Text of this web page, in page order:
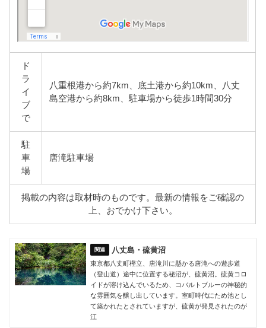
ド
ラ
イ
ブ
で
八重根港から約7km、底土港から約10km、八丈
島空港から約8km、駐車場から徒歩1時間30分
駐
車
場
唐滝駐車場
掲載の内容は取材時のものです。最新の情報をご確認の
上、おでかけ下さい。
八丈島・硫黄沼
東京都八丈町樫立、唐滝川に懸かる唐滝への遊歩道
（登山道）途中に位置する秘沼が、硫黄沼。硫黄コロ
イドが溶け込んでいるため、コバルトブルーの神秘的
な雰囲気を醸し出しています。室町時代にため池とし
て築かれたとされていますが、硫黄が発見されたのが
江